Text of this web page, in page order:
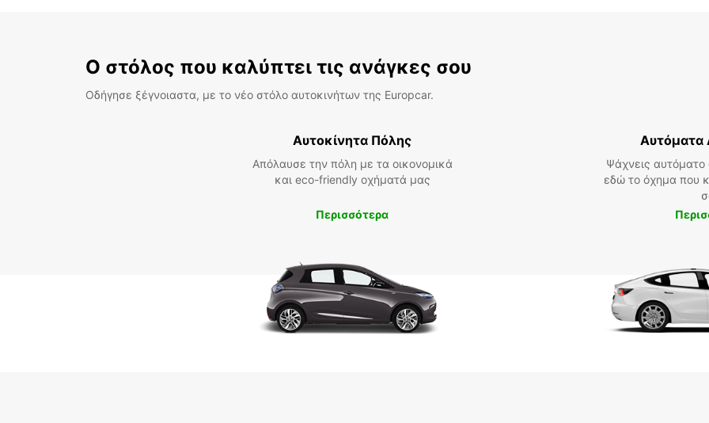
Ο στόλος που καλύπτει τις ανάγκες σου
Οδήγησε ξέγνοιαστα, με το νέο στόλο αυτοκινήτων της Europcar.
Αυτοκίνητα Πόλης
Απόλαυσε την πόλη με τα οικονομικά
και eco-friendly οχήματά μας
Περισσότερα
Αυτόματα
Ψάχνεις αυτόματο
εδώ το όχημα που